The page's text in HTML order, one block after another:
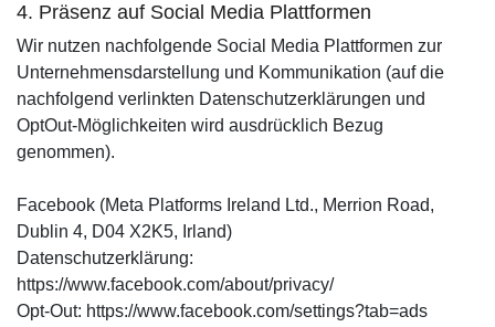
4. Präsenz auf Social Media Plattformen
Wir nutzen nachfolgende Social Media Plattformen zur
Unternehmensdarstellung und Kommunikation (auf die
nachfolgend verlinkten Datenschutzerklärungen und
OptOut-Möglichkeiten wird ausdrücklich Bezug
genommen).
Facebook (Meta Platforms Ireland Ltd., Merrion Road,
Dublin 4, D04 X2K5, Irland)
Datenschutzerklärung:
https://www.facebook.com/about/privacy/
Opt-Out: https://www.facebook.com/settings?tab=ads